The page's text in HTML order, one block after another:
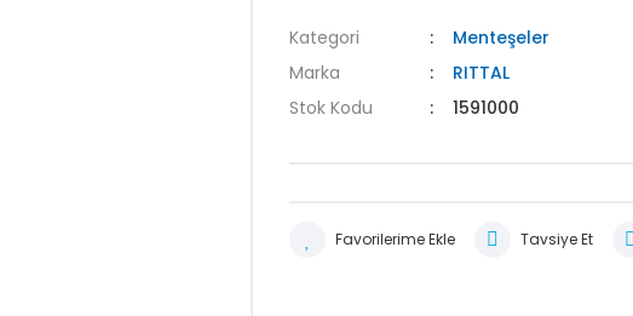
Kategori
Menteşeler
Marka
RITTAL
Stok Kodu
1591000
Tavsiye Et